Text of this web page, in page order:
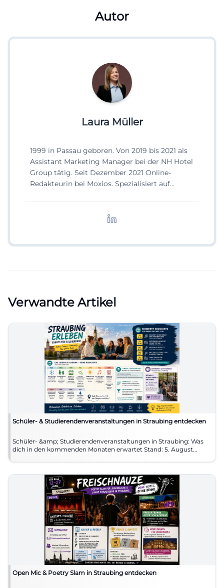
Autor
Laura Müller
1999 in Passau geboren. Von 2019 bis 2021 als
Assistant Marketing Manager bei der NH Hotel
Group tätig. Seit Dezember 2021 Online-
Redakteurin bei Moxios. Spezialisiert auf
Verwandte Artikel
Schüler- & Studierendenveranstaltungen in Straubing entdecken
Schüler- &amp; Studierendenveranstaltungen in Straubing: Was
dich in den kommenden Monaten erwartet Stand: 5. August...
Open Mic & Poetry Slam in Straubing entdecken